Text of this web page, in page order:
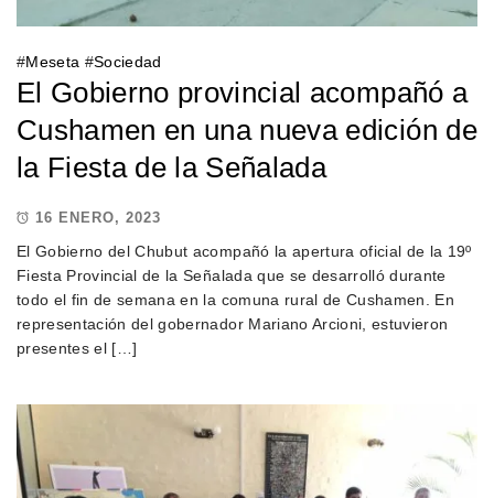
#Meseta #Sociedad
El Gobierno provincial acompañó a
Cushamen en una nueva edición de
la Fiesta de la Señalada
16 ENERO, 2023
El Gobierno del Chubut acompañó la apertura oficial de la 19º
Fiesta Provincial de la Señalada que se desarrolló durante
todo el fin de semana en la comuna rural de Cushamen. En
representación del gobernador Mariano Arcioni, estuvieron
presentes el […]